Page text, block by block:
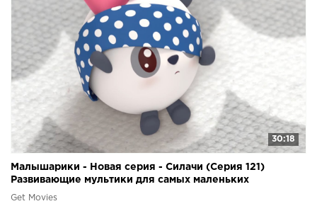
30:18
Малышарики - Новая серия - Силачи (Серия 121)
Развивающие мультики для самых маленьких
Get Movies